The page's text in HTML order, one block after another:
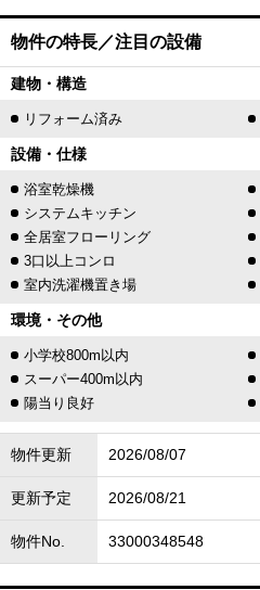
物件の特長／注目の設備
建物・構造
リフォーム済み
設備・仕様
浴室乾燥機
システムキッチン
全居室フローリング
3口以上コンロ
室内洗濯機置き場
環境・その他
小学校800m以内
スーパー400m以内
陽当り良好
物件更新 2026/08/07
更新予定 2026/08/21
物件No. 33000348548